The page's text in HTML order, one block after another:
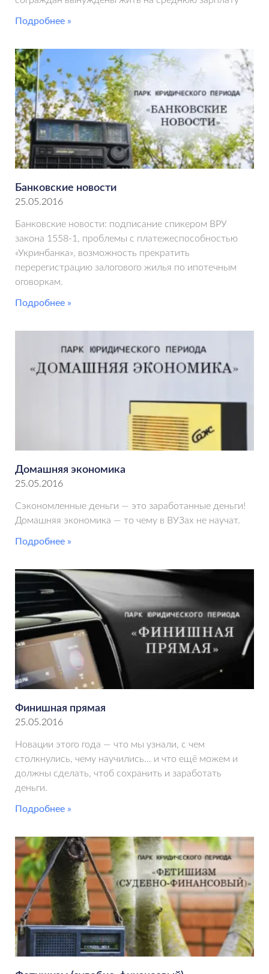
Подробнее »
Банковские новости
25.05.2016
Банковские новости: подписание спикером ВРУ
закона 1558-1, проблемы с платежеспособностью
«Укринбанка», возможность прекратить
перерегистрацию залогового жилья по ипотечным
оговоркам.
Подробнее »
Домашняя экономика
25.05.2016
Сэкономленные деньги — это заработанные деньги!
Домашняя экономика — то чему в ВУЗах не научат.
Подробнее »
Финишная прямая
25.05.2016
Новации этого года — что мы узнали, с чем
столкнулись, чему научились… и что ещё можем и
должны сделать, чтоб сохранить и заработать
деньги.
Подробнее »